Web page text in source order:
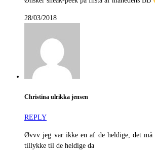
28/03/2018
Christina ulrikka jensen
REPLY
Øvvv jeg var ikke en af de heldige, det
tillykke til de heldige da